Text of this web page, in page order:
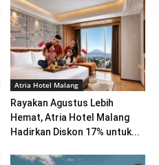
Atria Hotel Malang
Rayakan Agustus Lebih
Hemat, Atria Hotel Malang
Hadirkan Diskon 17% untuk...